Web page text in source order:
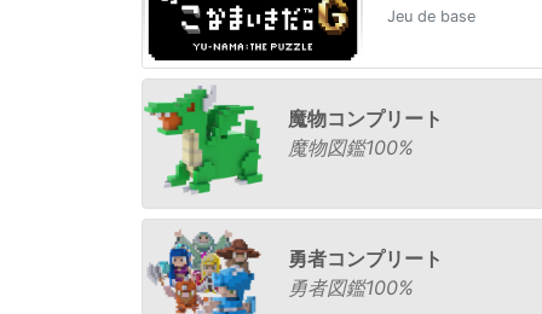
Jeu de base
魔物コンプリート
魔物図鑑100%
勇者コンプリート
勇者図鑑100%